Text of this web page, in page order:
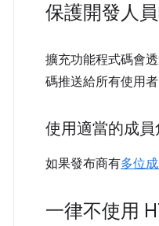
保護開發人
擴充功能程式碼會
碼推送給所有使用
使用適當的成員
如果發布商有多位
一律不使用